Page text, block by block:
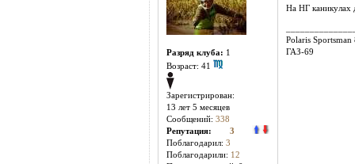
Разряд клуба: 1
Возраст: 41
Зарегистрирован:
13 лет 5 месяцев
Сообщений: 338
Репутация: 3
Поблагодарил: 3
Поблагодарили: 12
На НГ каникулах
Polaris Sportsman
ГАЗ-69